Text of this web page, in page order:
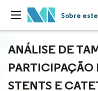
Sobre
ANÁLISE DE
STENTS E